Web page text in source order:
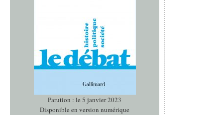
Parution : le 5 janvier 2023
Disponible en version numérique